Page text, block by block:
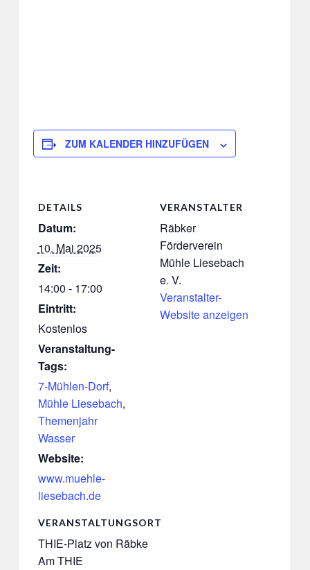
ZUM KALENDER HINZUFÜGEN
DETAILS
Datum:
10. Mai 2025
Zeit:
14:00 - 17:00
Eintritt:
Kostenlos
Veranstaltung-
Tags:
7-Mühlen-Dorf,
Mühle Liesebach,
Themenjahr
Wasser
Website:
www.muehle-
liesebach.de
VERANSTALTUNGSORT
THIE-Platz von Räbke
Am THIE
VERANSTALTER
Räbker
Förderverein
Mühle Liesebach
e. V.
Veranstalter-
Website anzeigen